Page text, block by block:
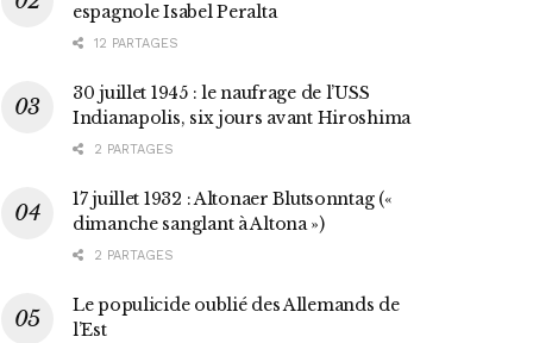
espagnole Isabel Peralta
12 PARTAGES
30 juillet 1945 : le naufrage de l’USS
Indianapolis, six jours avant Hiroshima
2 PARTAGES
17 juillet 1932 : Altonaer Blutsonntag («
dimanche sanglant à Altona »)
2 PARTAGES
Le populicide oublié des Allemands de
l’Est